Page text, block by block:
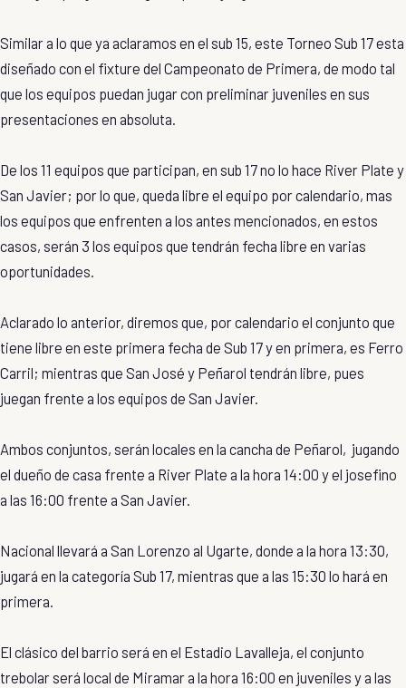
Similar a lo que ya aclaramos en el sub 15, este Torneo Sub 17 esta
diseñado con el fixture del Campeonato de Primera, de modo tal
que los equipos puedan jugar con preliminar juveniles en sus
presentaciones en absoluta.
De los 11 equipos que participan, en sub 17 no lo hace River Plate y
San Javier; por lo que, queda libre el equipo por calendario, mas
los equipos que enfrenten a los antes mencionados, en estos
casos, serán 3 los equipos que tendrán fecha libre en varias
oportunidades.
Aclarado lo anterior, diremos que, por calendario el conjunto que
tiene libre en este primera fecha de Sub 17 y en primera, es Ferro
Carril; mientras que San José y Peñarol tendrán libre, pues
juegan frente a los equipos de San Javier.
Ambos conjuntos, serán locales en la cancha de Peñarol, jugando
el dueño de casa frente a River Plate a la hora 14:00 y el josefino
a las 16:00 frente a San Javier.
Nacional llevará a San Lorenzo al Ugarte, donde a la hora 13:30,
jugará en la categoría Sub 17, mientras que a las 15:30 lo hará en
primera.
El clásico del barrio será en el Estadio Lavalleja, el conjunto
trebolar será local de Miramar a la hora 16:00 en juveniles y a las